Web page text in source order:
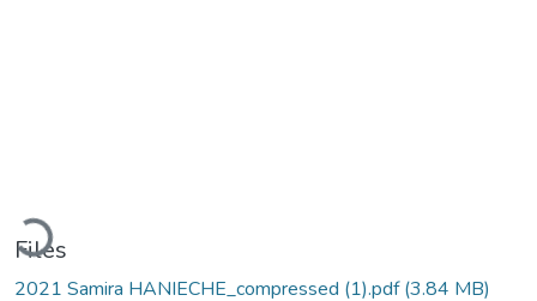
Loading...
Files
2021 Samira HANIECHE_compressed (1).pdf(3.84 MB)